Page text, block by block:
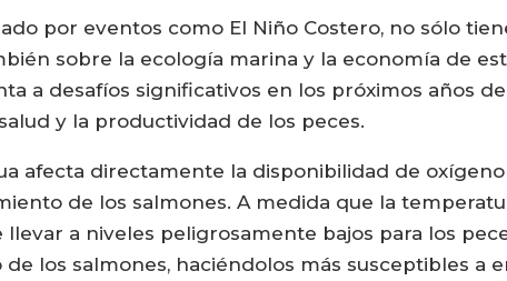
por eventos como El Niño Costero, no sólo
sobre la ecología marina y la economía de
a desafíos significativos en los próximos años
y la productividad de los peces.
afecta directamente la disponibilidad de
de los salmones. A medida que la
llevar a niveles peligrosamente bajos para los
los salmones, haciéndolos más susceptibles a